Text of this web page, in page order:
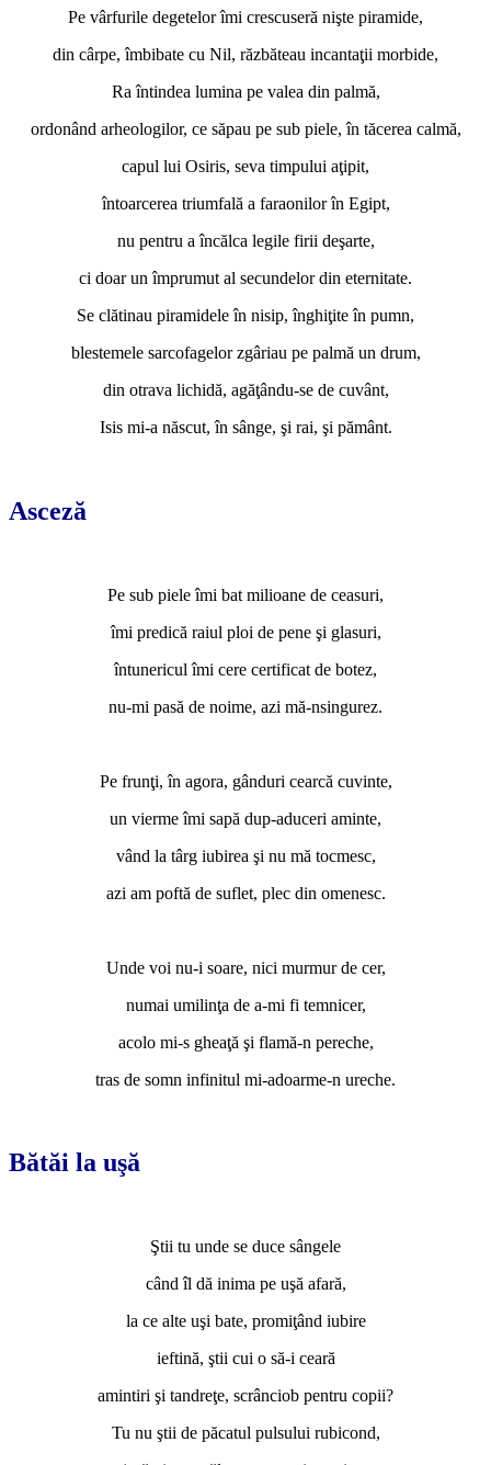
Pe vârfurile degetelor îmi crescuseră nişte piramide,
din cârpe, îmbibate cu Nil, răzbăteau incantaţii morbide,
Ra întindea lumina pe valea din palmă,
ordonând arheologilor, ce săpau pe sub piele, în tăcerea calmă,
capul lui Osiris, seva timpului aţipit,
întoarcerea triumfală a faraonilor în Egipt,
nu pentru a încălca legile firii deşarte,
ci doar un împrumut al secundelor din eternitate.
Se clătinau piramidele în nisip, înghiţite în pumn,
blestemele sarcofagelor zgâriau pe palmă un drum,
din otrava lichidă, agăţându-se de cuvânt,
Isis mi-a născut, în sânge, şi rai, şi pământ.
Asceză
Pe sub piele îmi bat milioane de ceasuri,
îmi predică raiul ploi de pene şi glasuri,
întunericul îmi cere certificat de botez,
nu-mi pasă de noime, azi mă-nsingurez.
Pe frunţi, în agora, gânduri cearcă cuvinte,
un vierme îmi sapă dup-aduceri aminte,
vând la târg iubirea şi nu mă tocmesc,
azi am poftă de suflet, plec din omenesc.
Unde voi nu-i soare, nici murmur de cer,
numai umilinţa de a-mi fi temnicer,
acolo mi-s gheaţă şi flamă-n pereche,
tras de somn infinitul mi-adoarme-n ureche.
Bătăi la uşă
Ştii tu unde se duce sângele
când îl dă inima pe uşă afară,
la ce alte uşi bate, promiţând iubire
ieftină, ştii cui o să-i ceară
amintiri şi tandreţe, scrânciob pentru copii?
Tu nu ştii de păcatul pulsului rubicond,